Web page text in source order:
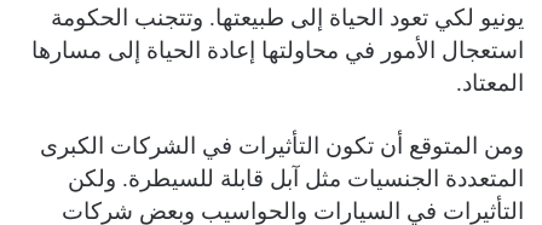
يونيو لكي تعود الحياة إلى طبيعتها. وتتجنب الحكومة
استعجال الأمور في محاولتها إعادة الحياة إلى مسارها
المعتاد.
ومن المتوقع أن تكون التأثيرات في الشركات الكبرى
المتعددة الجنسيات مثل آبل قابلة للسيطرة. ولكن
التأثيرات في السيارات والحواسيب وبعض شركات